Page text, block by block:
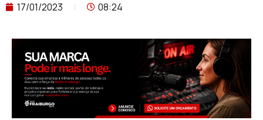
17/01/2023 08:24